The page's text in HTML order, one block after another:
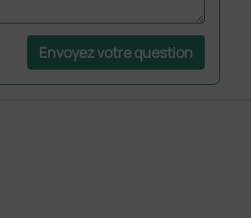
Envoyez votre question